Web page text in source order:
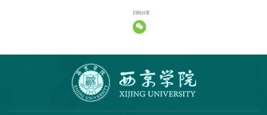
扫码分享